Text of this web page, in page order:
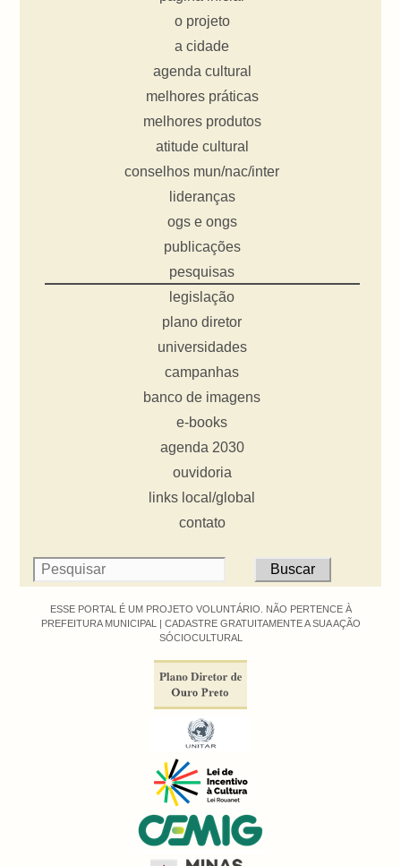
o projeto
a cidade
agenda cultural
melhores práticas
melhores produtos
atitude cultural
conselhos mun/nac/inter
lideranças
ogs e ongs
publicações
pesquisas
legislação
plano diretor
universidades
campanhas
banco de imagens
e-books
agenda 2030
ouvidoria
links local/global
contato
ESSE PORTAL É UM PROJETO VOLUNTÁRIO. NÃO PERTENCE À
PREFEITURA MUNICIPAL | CADASTRE GRATUITAMENTE A SUA AÇÃO
SÓCIOCULTURAL